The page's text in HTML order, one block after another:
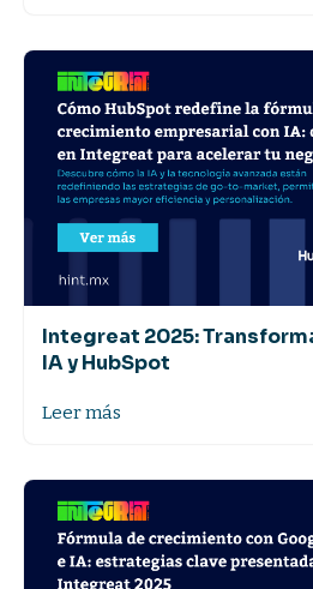
Integreat 2025:
IA y HubSpot
Leer más